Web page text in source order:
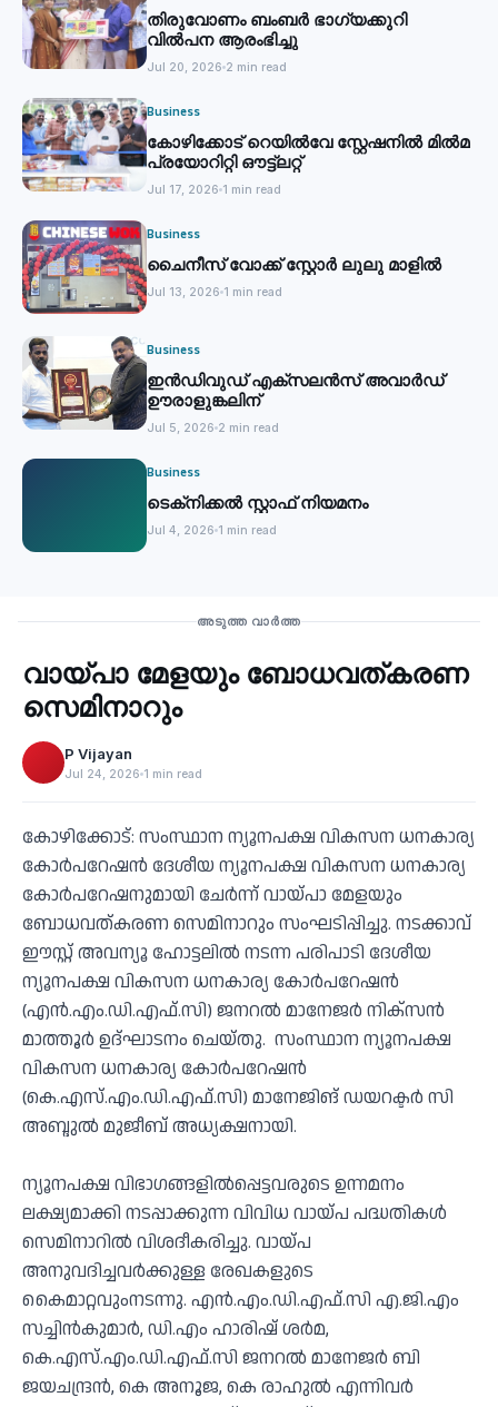
തിരുവോണം ബംബര്‍ ഭാഗ്യക്കുറി
വില്‍പന ആരംഭിച്ചു
Jul 20, 2026 2 min read
Business
കോഴിക്കോട് റെയില്‍വേ സ്റ്റേഷനില്‍ മില്‍മ
പ്രയോറിറ്റി ഔട്ട്‌ലറ്റ്
Jul 17, 2026 1 min read
Business
ചൈനീസ് വോക്ക് സ്റ്റോര്‍ ലുലു മാളില്‍
Jul 13, 2026 1 min read
Business
ഇൻഡിവുഡ് എക്സലൻസ് അവാർഡ്
ഊരാളുങ്കലിന്
Jul 5, 2026 2 min read
Business
ടെക്‌നിക്കല്‍ സ്റ്റാഫ് നിയമനം
Jul 4, 2026 1 min read
അടുത്ത വാർത്ത
‹
വായ്പാ മേളയും ബോധവത്കരണ
സെമിനാറും
P Vijayan
Jul 24, 2026 1 min read
കോഴിക്കോട്: സംസ്ഥാന ന്യൂനപക്ഷ വികസന ധനകാര്യ
കോര്‍പറേഷന്‍ ദേശീയ ന്യൂനപക്ഷ വികസന ധനകാര്യ
കോര്‍പറേഷനുമായി ചേര്‍ന്ന് വായ്പാ മേളയും
ബോധവത്കരണ സെമിനാറും സംഘടിപ്പിച്ചു. നടക്കാവ്
ഈസ്റ്റ് അവന്യൂ ഹോട്ടലില്‍ നടന്ന പരിപാടി ദേശീയ
ന്യൂനപക്ഷ വികസന ധനകാര്യ കോര്‍പറേഷന്‍
(എന്‍.എം.ഡി.എഫ്.സി) ജനറല്‍ മാനേജര്‍ നിക്‌സന്‍
മാത്തൂര്‍ ഉദ്ഘാടനം ചെയ്തു. സംസ്ഥാന ന്യൂനപക്ഷ
വികസന ധനകാര്യ കോര്‍പറേഷന്‍
(കെ.എസ്.എം.ഡി.എഫ്.സി) മാനേജിങ് ഡയറക്ടര്‍ സി
അബ്ദുല്‍ മുജീബ് അധ്യക്ഷനായി.
ന്യൂനപക്ഷ വിഭാഗങ്ങളില്‍പ്പെട്ടവരുടെ ഉന്നമനം
ലക്ഷ്യമാക്കി നടപ്പാക്കുന്ന വിവിധ വായ്പ പദ്ധതികള്‍
സെമിനാറില്‍ വിശദീകരിച്ചു. വായ്പ
അനുവദിച്ചവര്‍ക്കുള്ള രേഖകളുടെ
കൈമാറ്റവുംനടന്നു. എന്‍.എം.ഡി.എഫ്.സി എ.ജി.എം
സച്ചിന്‍കുമാര്‍, ഡി.എം ഹാരിഷ് ശര്‍മ,
കെ.എസ്.എം.ഡി.എഫ്.സി ജനറല്‍ മാനേജര്‍ ബി
ജയചന്ദ്രന്‍, കെ അനൂജ, കെ രാഹുല്‍ എന്നിവര്‍